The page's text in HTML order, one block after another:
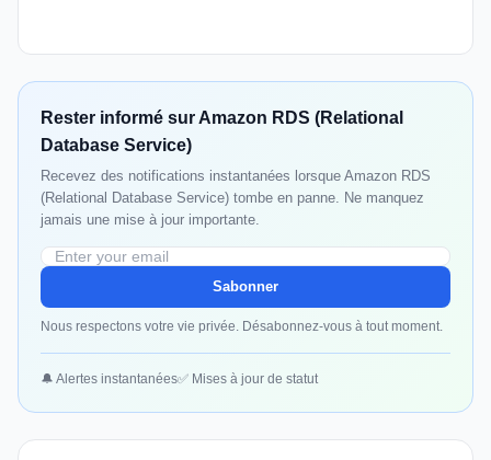
Rester informé sur Amazon RDS (Relational
Database Service)
Recevez des notifications instantanées lorsque Amazon RDS
(Relational Database Service) tombe en panne. Ne manquez
jamais une mise à jour importante.
Sabonner
Nous respectons votre vie privée. Désabonnez-vous à tout moment.
🔔 Alertes instantanées✅ Mises à jour de statut